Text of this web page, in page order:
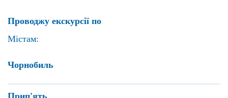
Проводжу екскурсії по
Містам:
Чорнобиль